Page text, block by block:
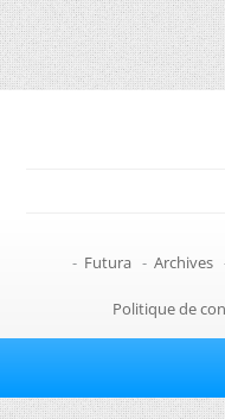
- Futura - Archives
Politique de